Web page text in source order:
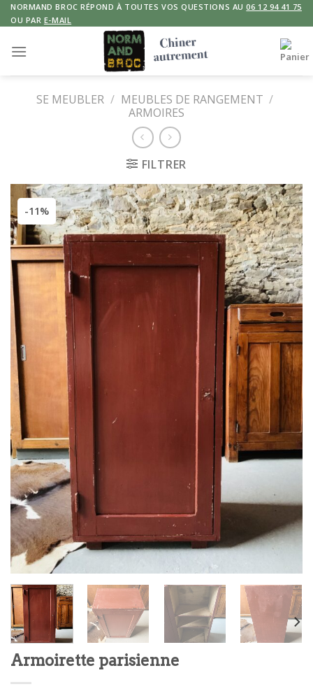
Skip
to
NORMAND BROC RÉPOND À TOUTES VOS QUESTIONS AU06 12 94 41 75
OU PAR E-MAIL
SE MEUBLER / MEUBLES DE RANGEMENT /
ARMOIRES
FILTRER
-11%
Armoirette parisienne